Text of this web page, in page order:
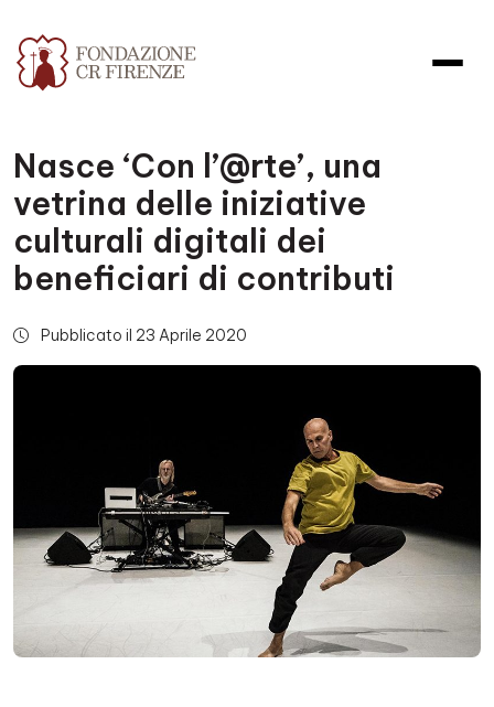
Nasce ‘Con l’@rte’, una
vetrina delle iniziative
culturali digitali dei
beneficiari di contributi
Pubblicato il 23 Aprile 2020